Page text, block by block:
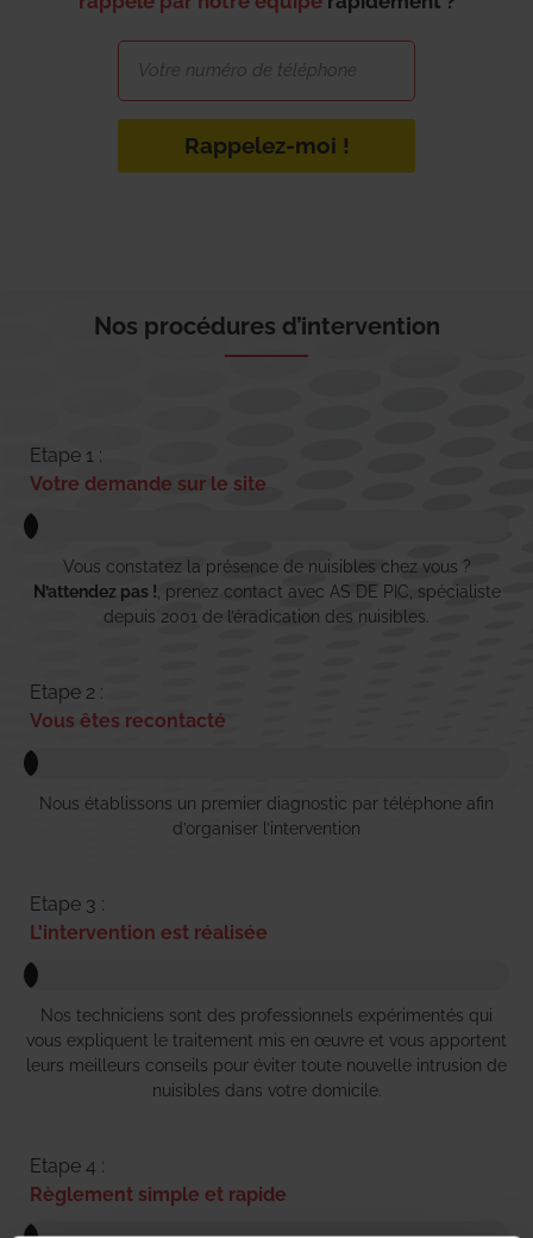
Rappelez-moi !
Nos procédures d’intervention
Etape 1 :
Votre demande sur le site
Vous constatez la présence de nuisibles chez vous ?
N’attendez pas ! , prenez contact avec AS DE PIC, spécialiste
depuis 2001 de l’éradication des nuisibles.
Etape 2 :
Vous êtes recontacté
Nous établissons un premier diagnostic par téléphone afin
d’organiser l’intervention
Etape 3 :
L'intervention est réalisée
Nos techniciens sont des professionnels expérimentés qui
vous expliquent le traitement mis en œuvre et vous apportent
leurs meilleurs conseils pour éviter toute nouvelle intrusion de
nuisibles dans votre domicile.
Etape 4 :
Règlement simple et rapide